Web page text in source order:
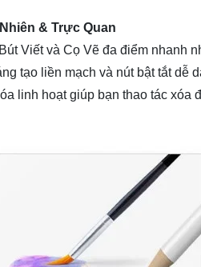
& Trực Quan
Viết và Cọ Vẽ đa điểm nhanh
tạo liền mạch và nút bật tắt dễ
linh hoạt giúp bạn thao tác xóa